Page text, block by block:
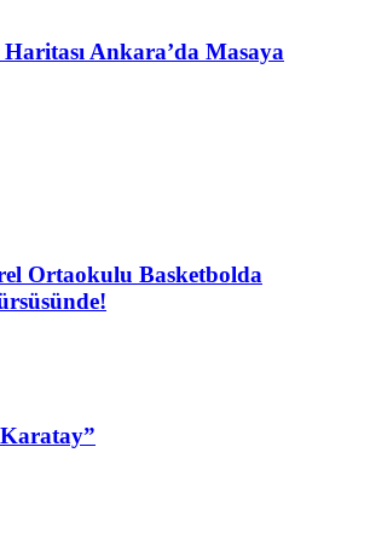
Ankara’da Masaya
Ortaokulu Basketbolda
Karatay”